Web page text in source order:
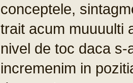
conceptele,
trait acum muuuulti
nivel de toc daca
incremenim in